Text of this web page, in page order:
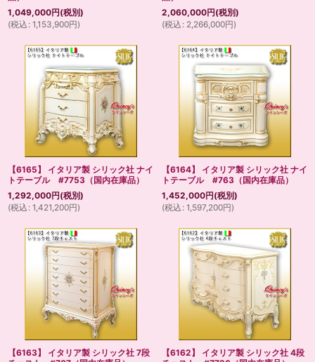
1,049,000円(税別)
(税込 : 1,153,900円)
2,060,000円(税別)
(税込 : 2,266,000円)
【6165】 イタリア製 シリック社 ナイ
トテーブル #7753（国内在庫品）
1,292,000円(税別)
(税込 : 1,421,200円)
【6164】 イタリア製 シリック社 ナイ
トテーブル #763（国内在庫品）
1,452,000円(税別)
(税込 : 1,597,200円)
【6163】 イタリア製 シリック社 7段
【6162】 イタリア製 シリック社 4段